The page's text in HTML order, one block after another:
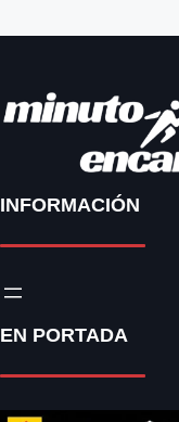
INFORMACIÓN
EN PORTADA